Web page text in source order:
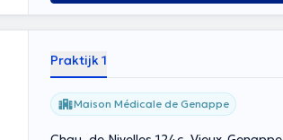
Praktijk 1
Maison Médicale de Genappe